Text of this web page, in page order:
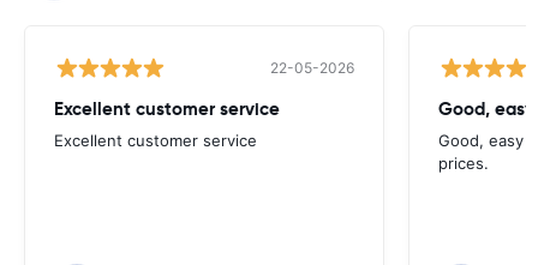
22-05-2026
Excellent customer service
Excellent customer service
Good,
Good, easy
prices.